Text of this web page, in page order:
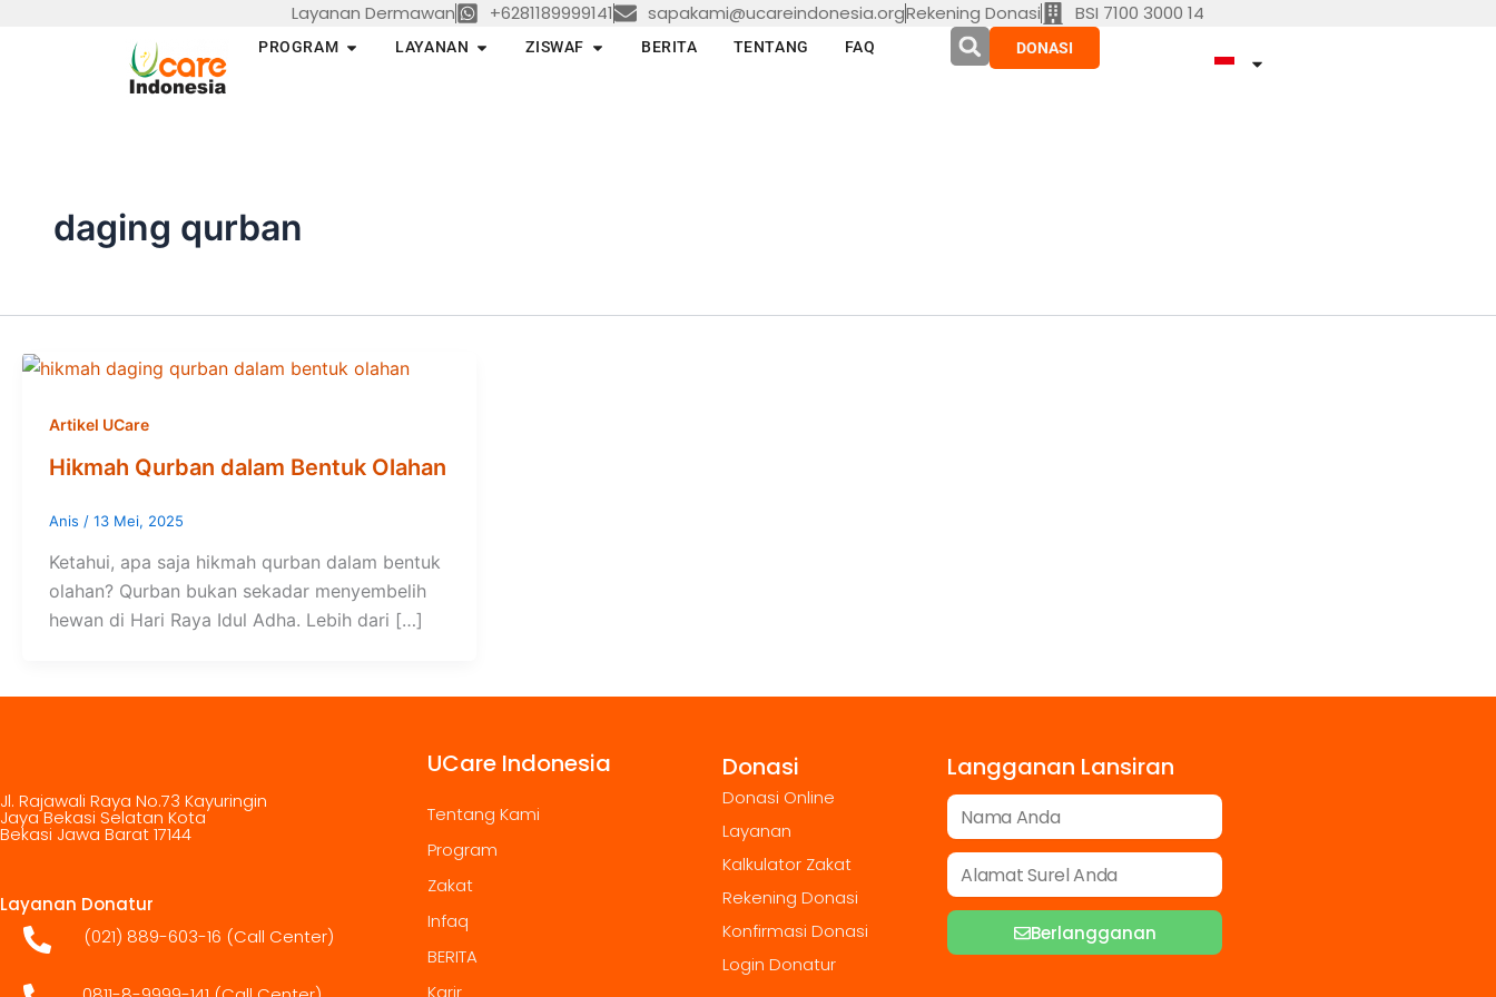
Layanan Dermawan +6281189999141 sapakami@ucareindonesia.orgRekening Donasi BSI 7100 3000 14
PROGRAM Open PROGRAM
LAYANAN Open LAYANAN
ZISWAF Open ZISWAF
BERITA TENTANG FAQ DONASI
daging qurban
Artikel UCare
Hikmah Qurban dalam Bentuk Olahan
Anis / 13 Mei, 2025
Ketahui, apa saja hikmah qurban dalam bentuk
olahan? Qurban bukan sekadar menyembelih
hewan di Hari Raya Idul Adha. Lebih dari […]
Jl. Rajawali Raya No.73 Kayuringin
Jaya Bekasi Selatan Kota
Bekasi Jawa Barat 17144
Layanan Donatur
(021) 889-603-16 (Call Center)
UCare Indonesia
Tentang Kami
Program
Zakat
Infaq
BERITA
Karir
Donasi
Donasi Online
Layanan
Kalkulator Zakat
Rekening Donasi
Konfirmasi Donasi
Login Donatur
Langganan Lansiran
Berlangganan